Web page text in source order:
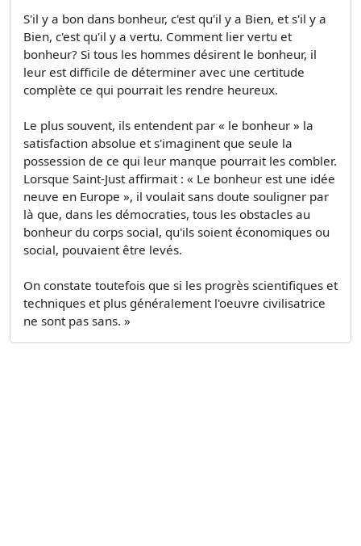
S'il y a bon dans bonheur, c'est qu'il y a Bien, et s'il y a
Bien, c'est qu'il y a vertu. Comment lier vertu et
bonheur? Si tous les hommes désirent le bonheur, il
leur est difficile de déterminer avec une certitude
complète ce qui pourrait les rendre heureux.
Le plus souvent, ils entendent par « le bonheur » la
satisfaction absolue et s'imaginent que seule la
possession de ce qui leur manque pourrait les combler.
Lorsque Saint-Just affirmait : « Le bonheur est une idée
neuve en Europe », il voulait sans doute souligner par
là que, dans les démocraties, tous les obstacles au
bonheur du corps social, qu'ils soient économiques ou
social, pouvaient être levés.
On constate toutefois que si les progrès scientifiques et
techniques et plus généralement l'oeuvre civilisatrice
ne sont pas sans. »